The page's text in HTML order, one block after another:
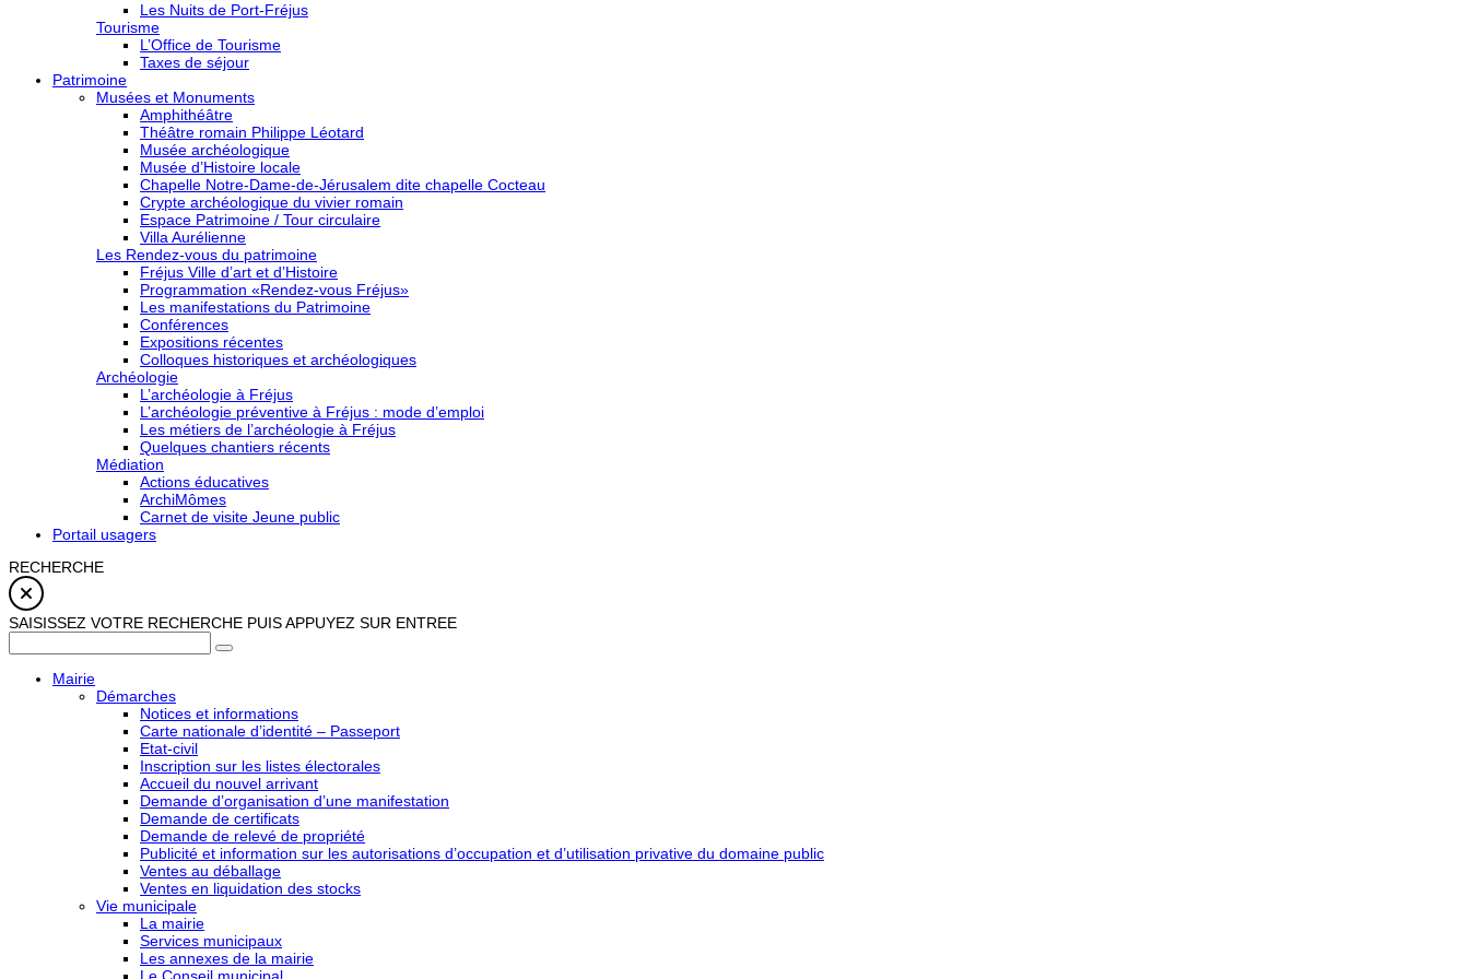
Les Nuits de Port-Fréjus
Tourisme
L’Office de Tourisme
Taxes de séjour
Patrimoine
Musées et Monuments
Amphithéâtre
Théâtre romain Philippe Léotard
Musée archéologique
Musée d’Histoire locale
Chapelle Notre-Dame-de-Jérusalem dite chapelle Cocteau
Crypte archéologique du vivier romain
Espace Patrimoine / Tour circulaire
Villa Aurélienne
Les Rendez-vous du patrimoine
Fréjus Ville d’art et d’Histoire
Programmation «Rendez-vous Fréjus»
Les manifestations du Patrimoine
Conférences
Expositions récentes
Colloques historiques et archéologiques
Archéologie
L’archéologie à Fréjus
L’archéologie préventive à Fréjus : mode d’emploi
Les métiers de l’archéologie à Fréjus
Quelques chantiers récents
Médiation
Actions éducatives
ArchiMômes
Carnet de visite Jeune public
Portail usagers
RECHERCHE
SAISISSEZ VOTRE RECHERCHE PUIS APPUYEZ SUR ENTREE
Mairie
Démarches
Notices et informations
Carte nationale d’identité – Passeport
Etat-civil
Inscription sur les listes électorales
Accueil du nouvel arrivant
Demande d’organisation d’une manifestation
Demande de certificats
Demande de relevé de propriété
Publicité et information sur les autorisations d’occupation et d’utilisation privative du domaine public
Ventes au déballage
Ventes en liquidation des stocks
Vie municipale
La mairie
Services municipaux
Les annexes de la mairie